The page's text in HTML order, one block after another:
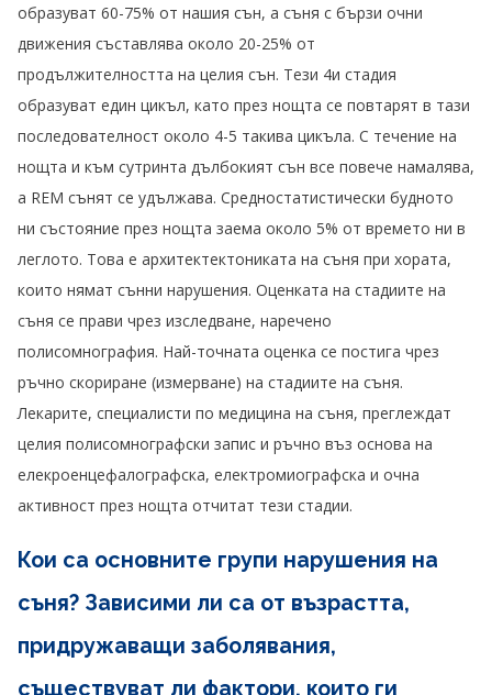
образуват 60-75% от нашия сън, а съня с бързи очни
движения съставлява около 20-25% от
продължителността на целия сън. Тези 4и стадия
образуват един цикъл, като през нощта се повтарят в тази
последователност около 4-5 такива цикъла. С течение на
нощта и към сутринта дълбокият сън все повече намалява,
а REM сънят се удължава. Средностатистически будното
ни състояние през нощта заема около 5% от времето ни в
леглото. Това е архитектектониката на съня при хората,
които нямат сънни нарушения. Оценката на стадиите на
съня се прави чрез изследване, наречено
полисомнография. Най-точната оценка се постига чрез
ръчно скориране (измерване) на стадиите на съня.
Лекарите, специалисти по медицина на съня, преглеждат
целия полисомнографски запис и ръчно въз основа на
елекроенцефалографска, електромиографска и очна
активност през нощта отчитат тези стадии.
Кои са основните групи нарушения на
съня? Зависими ли са от възрастта,
придружаващи заболявания,
съществуват ли фактори, които ги